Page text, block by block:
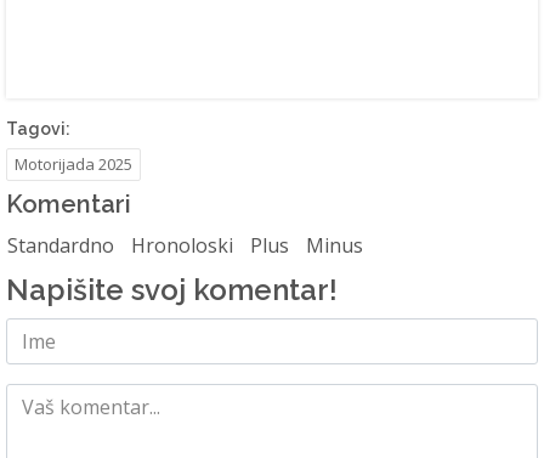
Tagovi:
Motorijada 2025
Komentari
Standardno Hronoloski Plus Minus
Napišite svoj komentar!